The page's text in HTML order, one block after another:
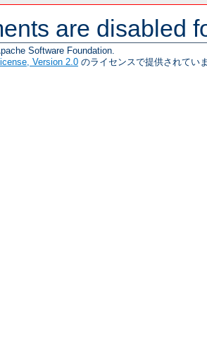
are disabled
Software Foundation.
Version 2.0 のライセンスで提供されてい